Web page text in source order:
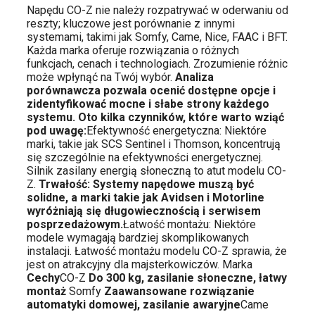
Napędu CO-Z nie należy rozpatrywać w oderwaniu od
reszty; kluczowe jest porównanie z innymi
systemami, takimi jak Somfy, Came, Nice, FAAC i BFT.
Każda marka oferuje rozwiązania o różnych
funkcjach, cenach i technologiach. Zrozumienie różnic
może wpłynąć na Twój wybór. Analiza
porównawcza pozwala ocenić dostępne opcje i
zidentyfikować mocne i słabe strony każdego
systemu. Oto kilka czynników, które warto wziąć
pod uwagę:Efektywność energetyczna: Niektóre
marki, takie jak SCS Sentinel i Thomson, koncentrują
się szczególnie na efektywności energetycznej.
Silnik zasilany energią słoneczną to atut modelu CO-
Z. Trwałość: Systemy napędowe muszą być
solidne, a marki takie jak Avidsen i Motorline
wyróżniają się długowiecznością i serwisem
posprzedażowym.Łatwość montażu: Niektóre
modele wymagają bardziej skomplikowanych
instalacji. Łatwość montażu modelu CO-Z sprawia, że
​​jest on atrakcyjny dla majsterkowiczów. Marka
CechyCO-Z Do 300 kg, zasilanie słoneczne, łatwy
montaż Somfy Zaawansowane rozwiązanie
automatyki domowej, zasilanie awaryjneCame